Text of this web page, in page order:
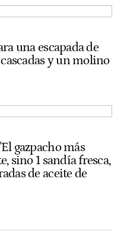
una escapada de
cascadas y un molino
gazpacho más
sino 1 sandía fresca,
de aceite de